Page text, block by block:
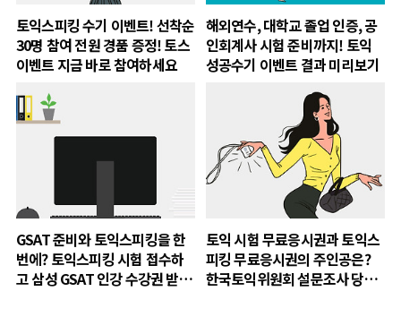
토익스피킹 수기 이벤트! 선착순
30명 참여 전원 경품 증정! 토스
이벤트 지금 바로 참여하세요
해외연수, 대학교 졸업 인증, 공
인회계사 시험 준비까지! 토익
성공수기 이벤트 결과 미리보기
GSAT 준비와 토익스피킹을 한
번에? 토익스피킹 시험 접수하
고 삼성 GSAT 인강 수강권 받
토익 시험 무료응시권과 토익스
피킹 무료응시권의 주인공은?
한국토익위원회 설문조사 당첨